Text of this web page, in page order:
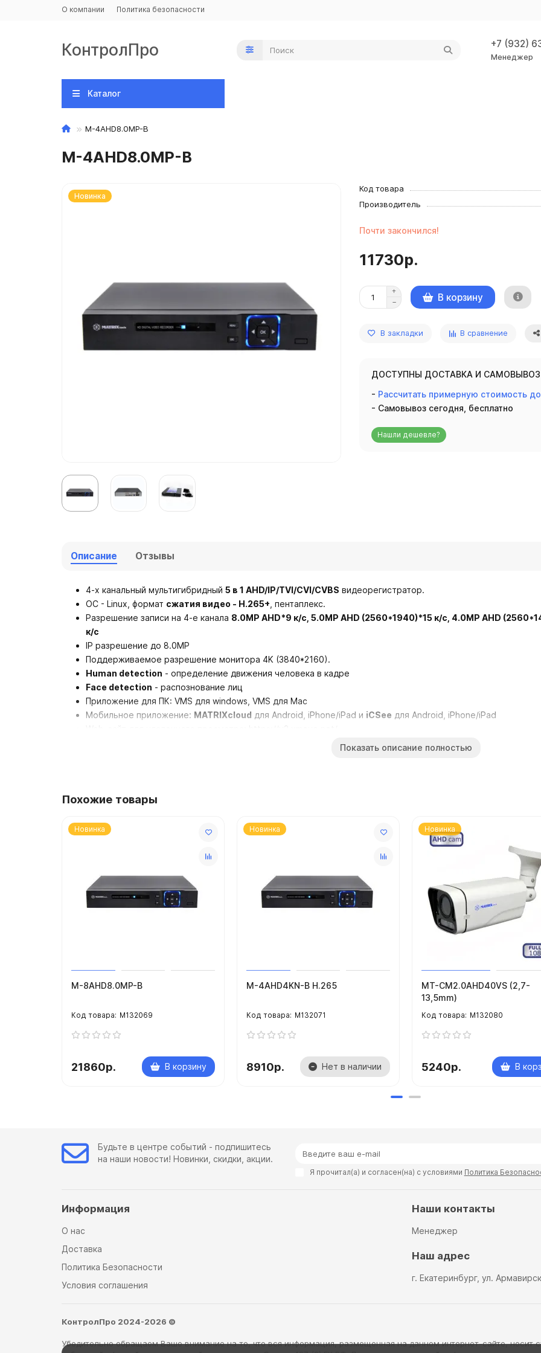
О компании Политика безопасности
КонтролПро +7 (932)
Менеджер
Каталог
M-4AHD8.0MP-B
M-4AHD8.0MP-B
Новинка
Код товара
Производитель
Почти закончился!
11730р.
В корзину
В закладки В сравнение
ДОСТУПНЫ ДОСТАВКА И САМОВЫВОЗ
- Рассчитать примерную стоимость
- Самовывоз сегодня, бесплатно
Нашли дешевле?
Описание Отзывы
4-х канальный мультигибридный 5 в 1 AHD/IP/TVI/CVI/CVBS видеорегистратор.
ОС - Linux, формат сжатия видео - H.265+ , пентаплекс.
Разрешение записи на 4-е канала 8.0MP AHD*9 к/с, 5.0MP AHD (2560*1940)*15 к/с, 4.0MP AHD
к/с
IP разрешение до 8.0MP
Поддерживаемое разрешение монитора 4K (3840*2160).
Human detection - определение движения человека в кадре
Face detection - распознование лиц
Приложение для ПК: VMS для windows, VMS для Mac
Мобильное приложение: MATRIXcloud для Android, iPhone/iPad и iCSee для Android, iPhone/iPad
Питание 12V ±5%, 2А.
Гарантия 3 года.
Показать описание полностью
Похожие товары
Новинка
M-8AHD8.0MP-B
M132069
21860р. В корзину
Новинка
M-4AHD4KN-B H.265
M132071
8910р. Нет в наличии
Новинка
MT-CM2.0AHD40VS (2,7-
13,5mm)
M132080
5240р. В
Будьте в центре событий - подпишитесь
на наши новости! Новинки, скидки, акции.
Я прочитал(а) и согласен(на) с условиями Политика
Информация
О нас
Доставка
Политика Безопасности
Условия соглашения
Наши контакты
Менеджер
Наш адрес
г. Екатеринбург, ул.
КонтролПро 2024-2026 ©
Убедительно обращаем Ваше внимание на то, что вся информация, размещенная на данном интернет-сайте, носит